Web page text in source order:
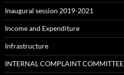
Inaugural session 2019-2021
Income and Expenditure
Infrastructure
INTERNAL COMPLAINT COMMITTEE